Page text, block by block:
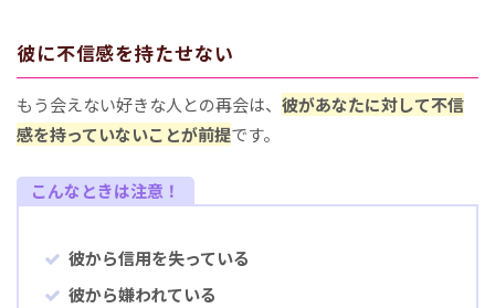
彼に不信感を持たせない
もう会えない好きな人との再会は、 彼があなたに対して不信
感を持っていないことが前提です。
こんなときは注意！
彼から信用を失っている
彼から嫌われている